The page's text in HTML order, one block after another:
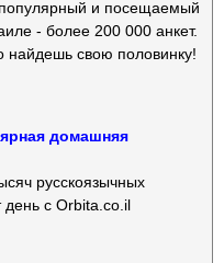
и посещаемый
- более 200 000 анкет.
найдешь свою половинку!
домашняя
русскоязычных
день с Orbita.co.il